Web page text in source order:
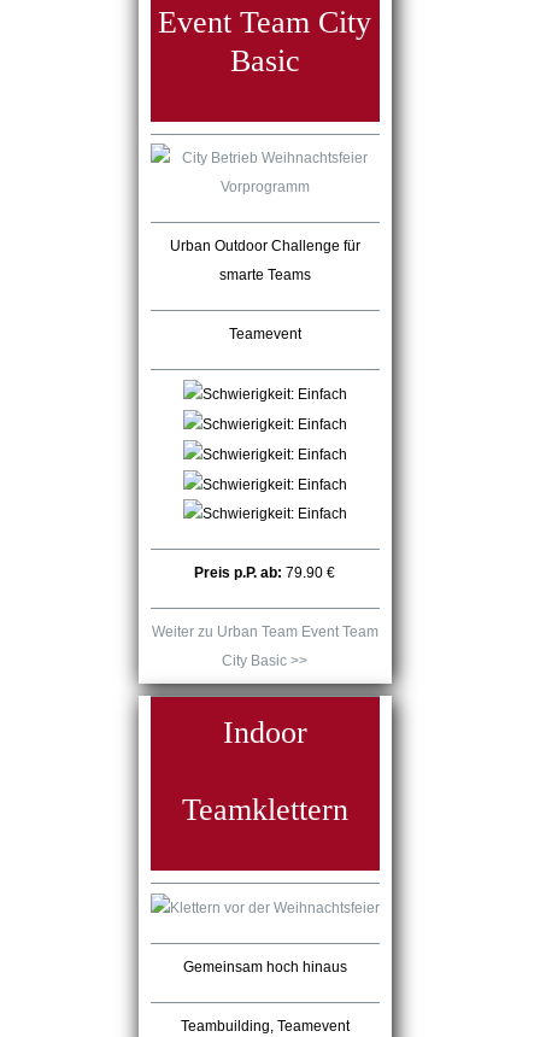
Event Team City
Basic
Urban Outdoor Challenge für
smarte Teams
Teamevent
Preis p.P. ab: 79.90 €
Weiter zu Urban Team Event Team
City Basic >>
Indoor
Teamklettern
Gemeinsam hoch hinaus
Teambuilding, Teamevent